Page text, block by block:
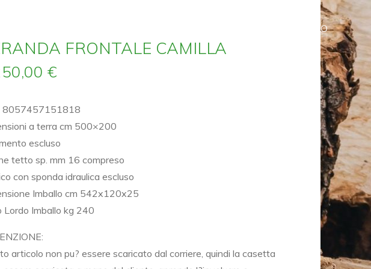
CARRELLO
FRONTALE CAMILLA
€
8057457151818
a terra cm 500×200
escluso
tetto sp. mm 16 compreso
con sponda idraulica escluso
Imballo cm 542x120x25
Lordo Imballo kg 240
articolo non pu? essere scaricato dal corriere, quindi la casetta